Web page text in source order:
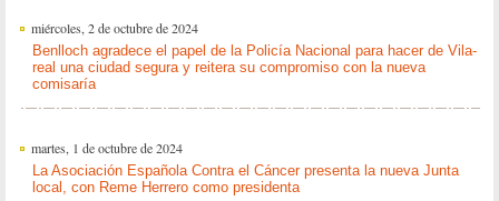
miércoles, 2 de octubre de 2024
Benlloch agradece el papel de la Policía Nacional para hacer de Vila-
real una ciudad segura y reitera su compromiso con la nueva
comisaría
martes, 1 de octubre de 2024
La Asociación Española Contra el Cáncer presenta la nueva Junta
local, con Reme Herrero como presidenta